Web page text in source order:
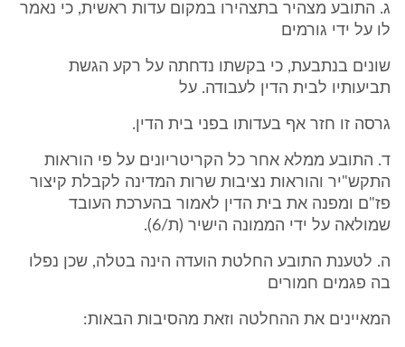
ג. התובע מצהיר בתצהירו במקום עדות ראשית, כי נאמר
לו על ידי גורמים
שונים בנתבעת, כי בקשתו נדחתה על רקע הגשת
תביעותיו לבית הדין לעבודה. על
גרסה זו חזר אף בעדותו בפני בית הדין.
ד. התובע ממלא אחר כל הקריטריונים על פי הוראות
התקש"יר והוראות נציבות שרות המדינה לקבלת קיצור
פז"ם ומפנה את בית הדין לאמור בהערכת העובד
שמולאה על ידי הממונה הישיר (ת/6).
ה. לטענת התובע החלטת הועדה הינה בטלה, שכן נפלו
בה פגמים חמורים
המאיינים את ההחלטה וזאת מהסיבות הבאות: